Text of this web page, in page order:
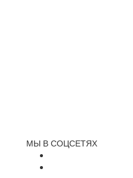
МЫ В СОЦСЕТЯХ